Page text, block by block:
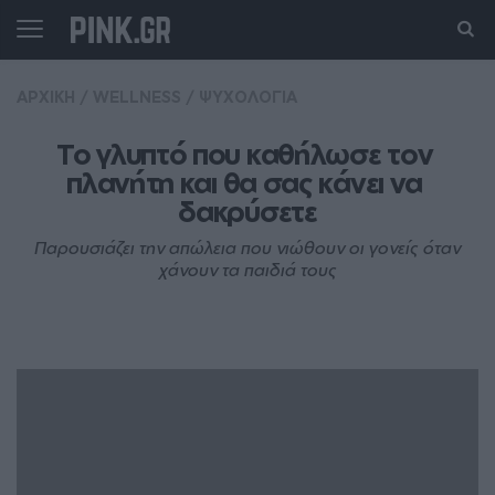
Το γλυπτό που καθήλωσε τον
πλανήτη και θα σας κάνει να
δακρύσετε
Παρουσιάζει την απώλεια που νιώθουν οι γονείς όταν
χάνουν τα παιδιά τους